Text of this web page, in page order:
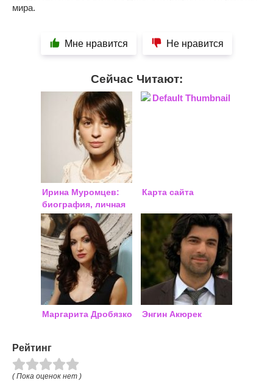
мира.
Мне нравится Не нравится
Сейчас Читают:
Ирина Муромцев:
биография, личная
жизнь
Карта сайта
Маргарита Дробязко Энгин Акюрек
Рейтинг
( Пока оценок нет )